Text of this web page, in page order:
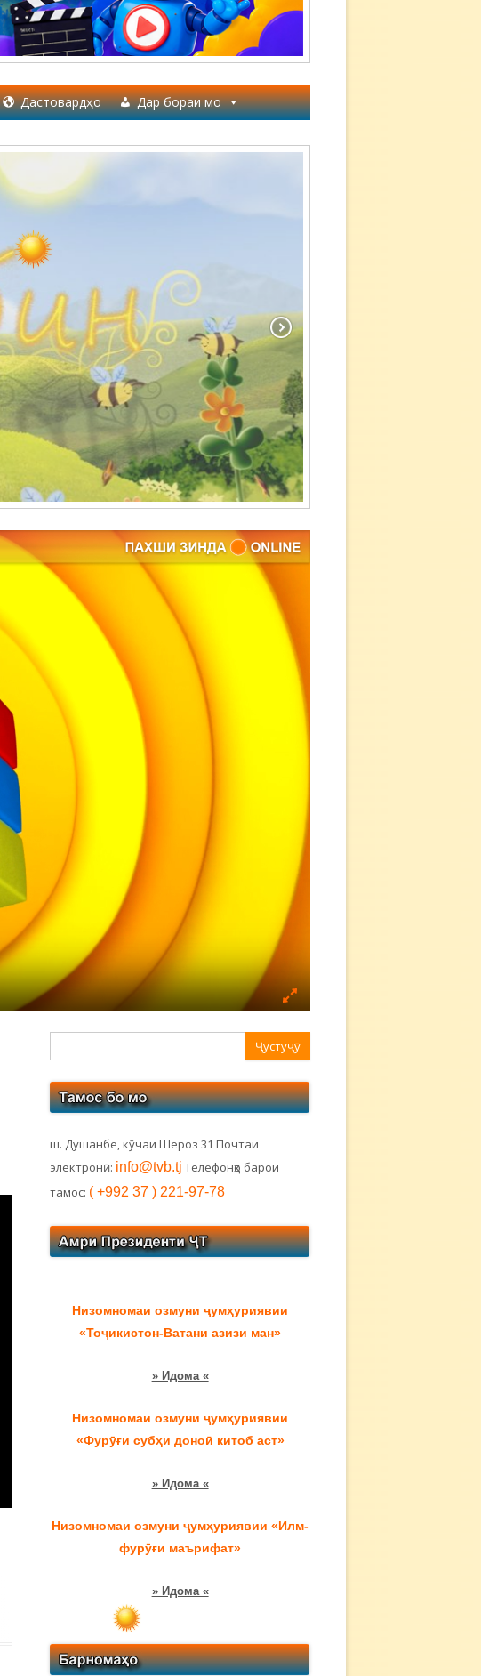
Дастовардҳо Дар бораи мо
боковая
ш. Душанбе, кӯчаи Шероз 31 Почтаи
электронӣ: info@tvb.tj Телефонҳо барои
тамос: ( +992 37 ) 221-97-78
Низомномаи озмуни ҷумҳуриявии
«Тоҷикистон-Ватани азизи ман»
» Идома «
Низомномаи озмуни ҷумҳуриявии
«Фурӯғи субҳи доноӣ китоб аст»
» Идома «
Низомномаи озмуни ҷумҳуриявии «Илм-
фурӯғи маърифат»
» Идома «